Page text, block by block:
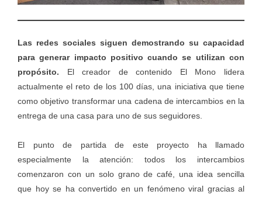
Las redes sociales siguen demostrando su capacidad
para generar impacto positivo cuando se utilizan con
propósito. El creador de contenido El Mono lidera
actualmente el reto de los 100 días, una iniciativa que tiene
como objetivo transformar una cadena de intercambios en la
entrega de una casa para uno de sus seguidores.
El punto de partida de este proyecto ha llamado
especialmente la atención: todos los intercambios
comenzaron con un solo grano de café, una idea sencilla
que hoy se ha convertido en un fenómeno viral gracias al